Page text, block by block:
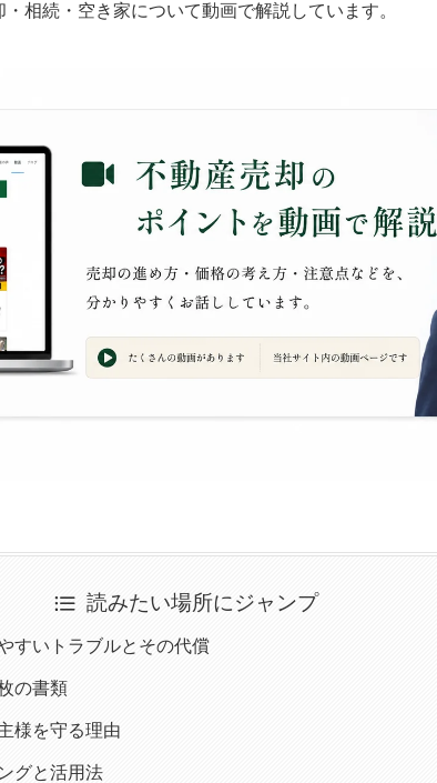
相続・空き家について動画で解説しています。
読みたい場所にジャンプ
すいトラブルとその代償
の書類
様を守る理由
グと活用法